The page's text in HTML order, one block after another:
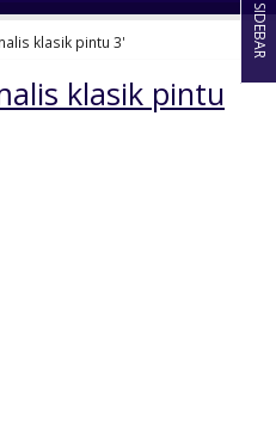
klasik pintu 3'
klasik pintu
SIDEBAR